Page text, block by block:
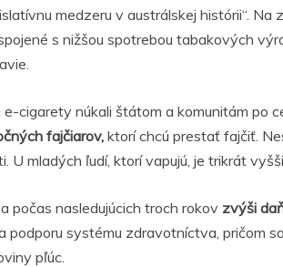
medzeru v austrálskej histórii“. Na
s nižšou spotrebou tabakových
cigarety núkali štátom a komunitám po
fajčiarov, ktorí chcú prestať fajčiť.
U mladých ľudí, ktorí vapujú, je trikrát
počas nasledujúcich troch rokov zvýši
podporu systému zdravotníctva, pričom
pľúc.